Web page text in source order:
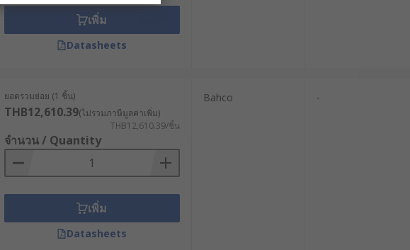
เพิ่ม
Datasheets
ยอดรวมย่อย (1 ชิ้น)
THB12,610.39(ไม่รวมภาษีมูลค่าเพิ่ม)
THB12,610.39/ชิ้น
จำนวน / Quantity
เพิ่ม
Datasheets
Bahco -